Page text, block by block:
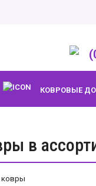
КОВРОВЫЕ
в
ковры